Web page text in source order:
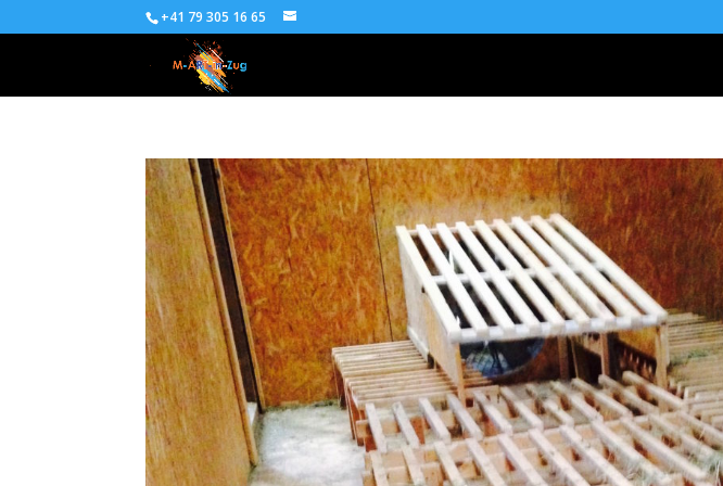
+41 79 305 16 65